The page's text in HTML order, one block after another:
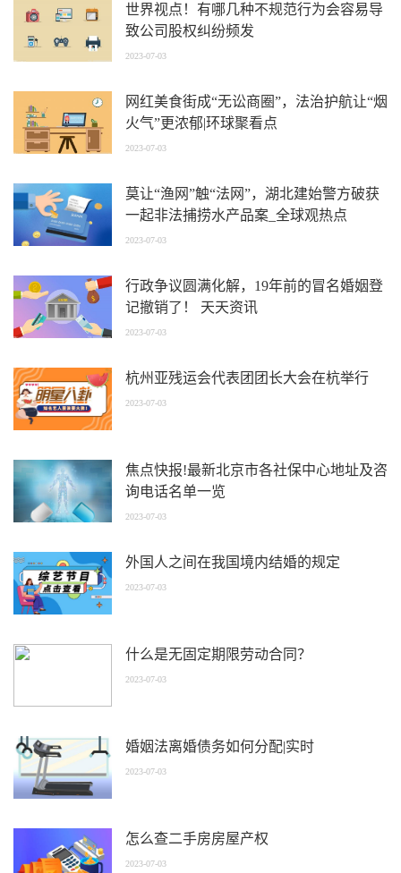
世界视点！有哪几种不规范行为会容易导
致公司股权纠纷频发
2023-07-03
网红美食街成“无讼商圈”，法治护航让“烟
火气”更浓郁|环球聚看点
2023-07-03
莫让“渔网”触“法网”，湖北建始警方破获
一起非法捕捞水产品案_全球观热点
2023-07-03
行政争议圆满化解，19年前的冒名婚姻登
记撤销了！ 天天资讯
2023-07-03
杭州亚残运会代表团团长大会在杭举行
2023-07-03
焦点快报!最新北京市各社保中心地址及咨
询电话名单一览
2023-07-03
外国人之间在我国境内结婚的规定
2023-07-03
什么是无固定期限劳动合同？
2023-07-03
婚姻法离婚债务如何分配|实时
2023-07-03
怎么查二手房房屋产权
2023-07-03